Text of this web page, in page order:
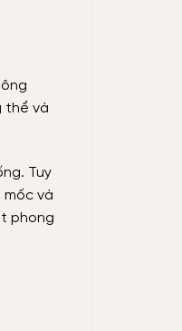
thể và
Tuy
mốc và
phong